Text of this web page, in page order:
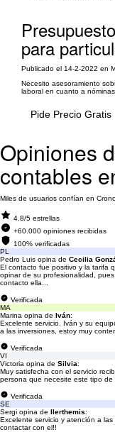
para
Publicado el 14-2-2022 en
Necesito asesoramiento
laboral en cuanto a
Pide Precio Gratis
Opiniones
contables
Miles de usuarios confían en
4.8/5 estrellas
+60.000 opiniones recibidas
100% verificadas
PL
Pedro Luis opina de Cecilia
El contacto fue positivo y la tarifa
opinar de su profesionalidad,
contacto ella...
Verificada
MA
Marina opina de Iván:
Excelente servicio. Iván y su
a las inversiones, estoy muy
Verificada
VI
Victoria opina de Silvia:
Muy satisfecha con el servicio
persona que necesite este tipo de
Verificada
SE
Sergi opina de Ilerthemis:
Excelente servicio y atención a
contactar con el!!